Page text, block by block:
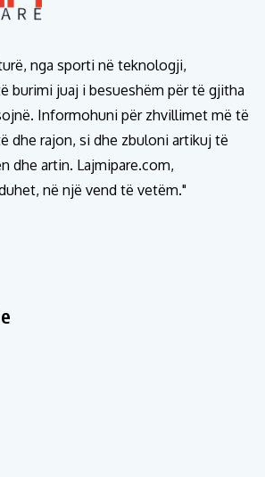
nga sporti në teknologji,
burimi juaj i besueshëm për të gjitha
Informohuni për zhvillimet më të
dhe rajon, si dhe zbuloni artikuj të
dhe artin. Lajmipare.com,
në një vend të vetëm."